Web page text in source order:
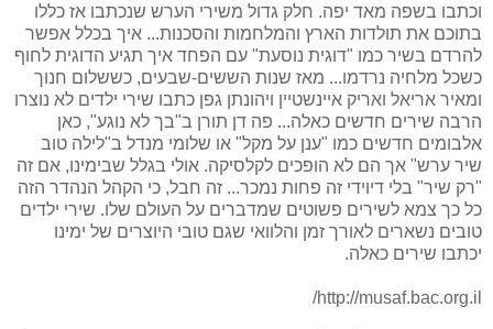
וכתבו בשפה מאד יפה. חלק גדול משירי הערש שנכתבו אז כללו
בתוכם את תולדות הארץ והמלחמות והסכנות... איך בכלל אפשר
להרדם בשיר כמו "דוגית נוסעת" עם הפחד איך תגיע הדוגית לחוף
כשכל מלחיה נרדמו... מאז שנות הששים-שבעים, כששלום חנוך
ומאיר אריאל ואריק איינשטיין ויהונתן גפן כתבו שירי ילדים לא נוצרו
הרבה שירים חדשים כאלה... פה דן תורן ב"בך לא נוגע", כאן
אלבומים חדשים כמו "ענן על מקל" או שלומי מנדל ב"לילה טוב
שיר ערש" אך הם לא הופכים לקלסיקה. אולי בגלל שבימינו, אם זה
"רק שיר" בלי דיוידי זה פחות נמכר... זה חבל, כי הקהל הנהדר הזה
כל כך צמא לשירים פשוטים שמדברים על העולם שלו. שירי ילדים
טובים נשארים לאורך זמן והלוואי שגם טובי היוצרים של ימינו
יכתבו שירים כאלה.
http://musaf.bac.org.il/